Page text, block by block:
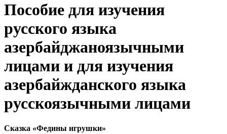
Пособие для изучения
русского языка
азербайджаноязычными
лицами и для изучения
азербайжданского языка
русскоязычными лицами
Сказка «Федины игрушки»